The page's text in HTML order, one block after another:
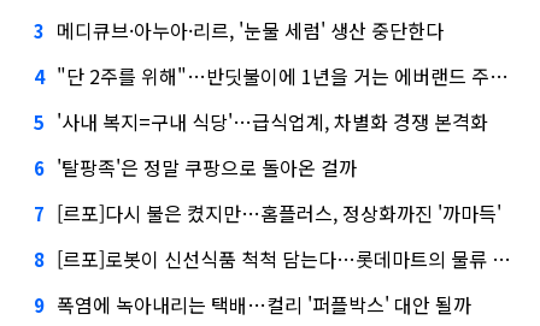
3 메디큐브·아누아·리르, '눈물 세럼' 생산 중단한다
4 "단 2주를 위해"…반딧불이에 1년을 거는 에버랜드 주키퍼
5 '사내 복지=구내 식당'…급식업계, 차별화 경쟁 본격화
6 '탈팡족'은 정말 쿠팡으로 돌아온 걸까
7 [르포]다시 불은 켰지만…홈플러스, 정상화까진 '까마득'
8 [르포]로봇이 신선식품 척척 담는다…롯데마트의 물류 혁신
9 폭염에 녹아내리는 택배…컬리 '퍼플박스' 대안 될까